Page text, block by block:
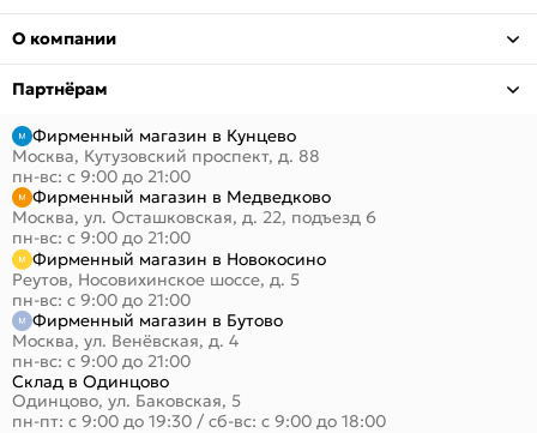
О компании
Партнёрам
Фирменный магазин в Кунцево
Москва, Кутузовский проспект, д. 88
пн-вс: с 9:00 до 21:00
Фирменный магазин в Медведково
Москва, ул. Осташковская, д. 22, подъезд 6
пн-вс: с 9:00 до 21:00
Фирменный магазин в Новокосино
Реутов, Носовихинское шоссе, д. 5
пн-вс: с 9:00 до 21:00
Фирменный магазин в Бутово
Москва, ул. Венёвская, д. 4
пн-вс: с 9:00 до 21:00
Склад в Одинцово
Одинцово, ул. Баковская, 5
пн-пт: с 9:00 до 19:30 / сб-вс: с 9:00 до 18:00